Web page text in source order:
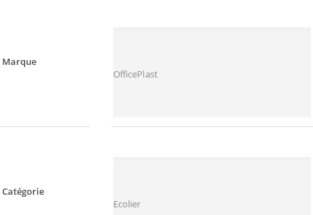
Marque
OfficePlast
Catégorie
Ecolier